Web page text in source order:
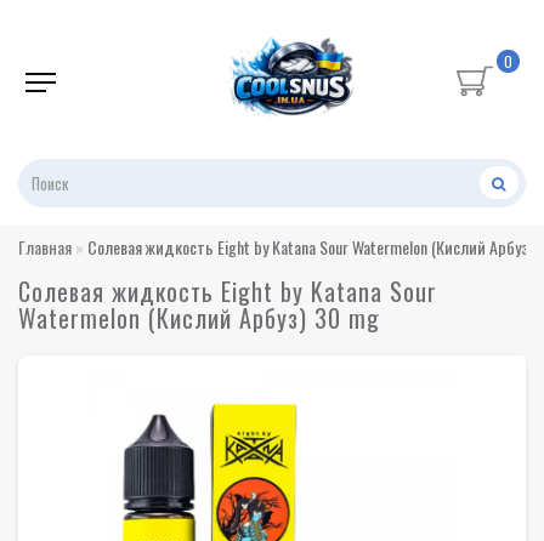
0
Главная Солевая жидкость Eight by Katana Sour Watermelon (Кислий Арбуз)
Солевая жидкость Eight by Katana Sour
Watermelon (Кислий Арбуз) 30 mg